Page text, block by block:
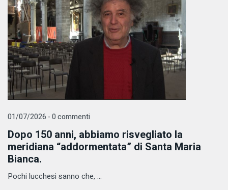
01/07/2026 - 0 commenti
Dopo 150 anni, abbiamo risvegliato la
meridiana “addormentata” di Santa Maria
Bianca.
Pochi lucchesi sanno che, ...